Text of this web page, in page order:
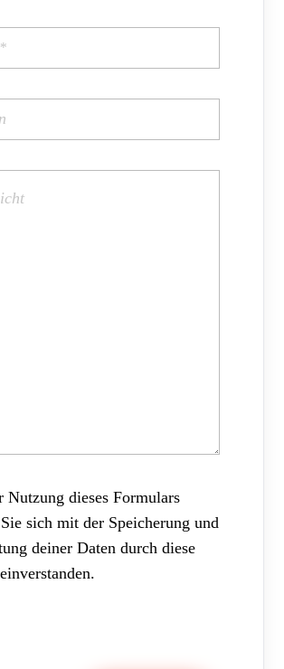
Nutzung dieses Formulars
sich mit der Speicherung und
deiner Daten durch diese